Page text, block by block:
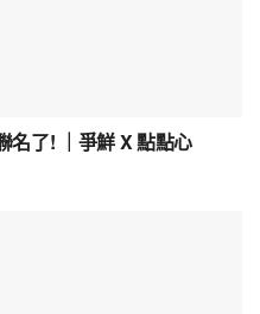
名了! ｜爭鮮 X 點點心